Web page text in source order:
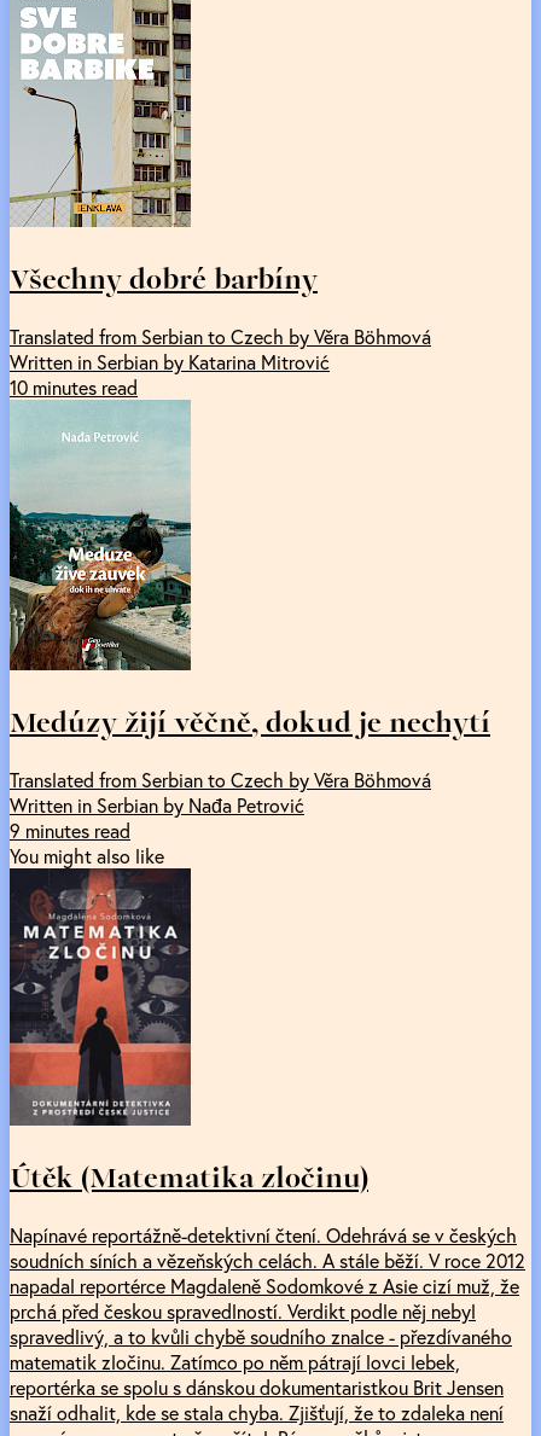
Všechny dobré barbíny
Translated from Serbian to Czech by Věra Böhmová
Written in Serbian by Katarina Mitrović
10 minutes read
Medúzy žijí věčně, dokud je nechytí
Translated from Serbian to Czech by Věra Böhmová
Written in Serbian by Nađa Petrović
9 minutes read
You might also like
Útěk (Matematika zločinu)
Napínavé reportážně-detektivní čtení. Odehrává se v českých
soudních síních a vězeňských celách. A stále běží. V roce 2012
napadal reportérce Magdaleně Sodomkové z Asie cizí muž, že
prchá před českou spravedlností. Verdikt podle něj nebyl
spravedlivý, a to kvůli chybě soudního znalce - přezdívaného
matematik zločinu. Zatímco po něm pátrají lovci lebek,
reportérka se spolu s dánskou dokumentaristkou Brit Jensen
snaží odhalit, kde se stala chyba. Zjišťují, že to zdaleka není